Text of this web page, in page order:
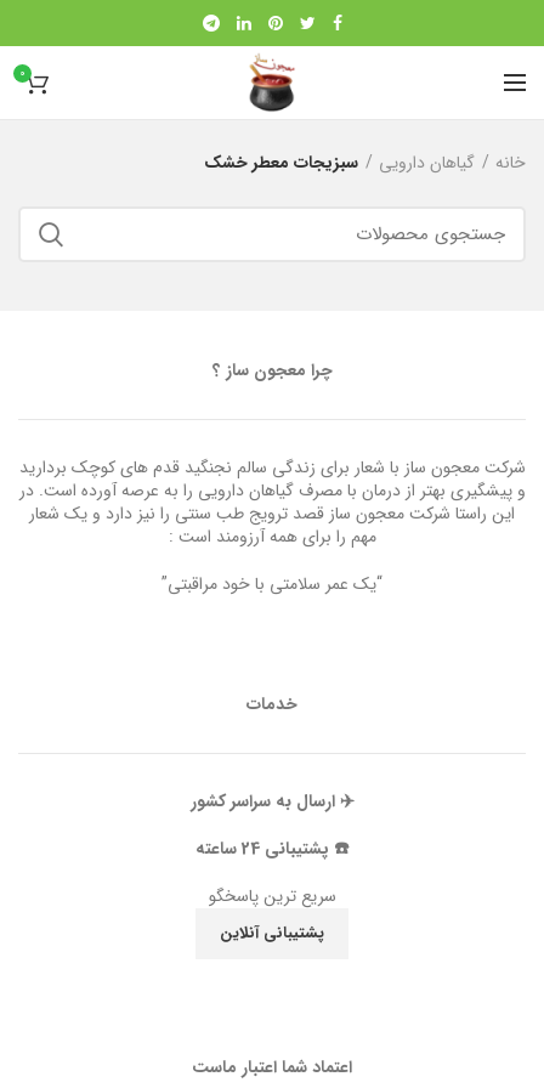
0
خانه گیاهان دارویی سبزیجات معطر خشک
چرا معجون ساز ؟
شرکت معجون ساز با شعار برای زندگی سالم نجنگید قدم های کوچک بردارید
و پیشگیری بهتر از درمان با مصرف گیاهان دارویی را به عرصه آورده است. در
این راستا شرکت معجون ساز قصد ترویج طب سنتی را نیز دارد و یک شعار
مهم را برای همه آرزومند است :
“یک عمر سلامتی با خود مراقبتی”
خدمات
✈️ ارسال به سراسر کشور
☎️ پشتیبانی 24 ساعته
سریع ترین پاسخگو
پشتیبانی آنلاین
اعتماد شما اعتبار ماست